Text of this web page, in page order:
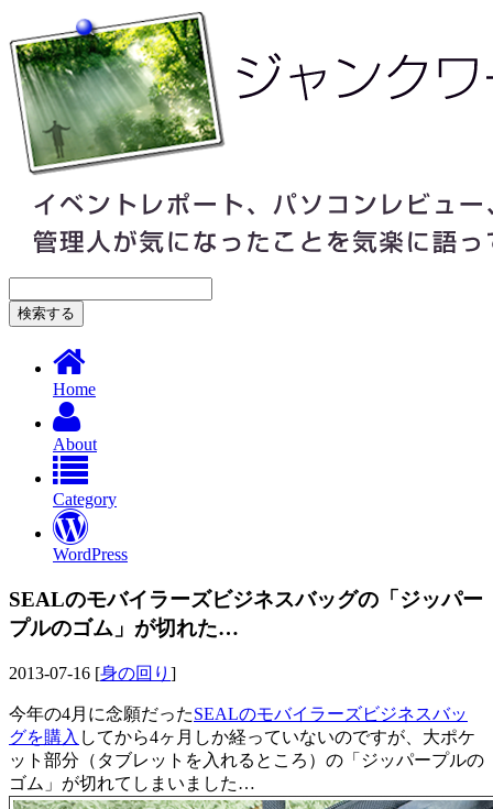
Home
About
Category
WordPress
SEALのモバイラーズビジネスバッグの「ジッパー
プルのゴム」が切れた…
2013-07-16 [身の回り ]
今年の4月に念願だったSEALのモバイラーズビジネスバッ
グを購入 してから4ヶ月しか経っていないのですが、大ポケ
ット部分（タブレットを入れるところ）の「ジッパープルの
ゴム」が切れてしまいました…